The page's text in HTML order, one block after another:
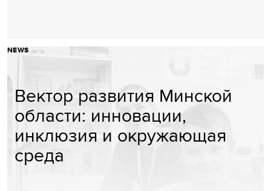
NEWS
Вектор развития Минской
области: инновации,
инклюзия и окружающая
среда